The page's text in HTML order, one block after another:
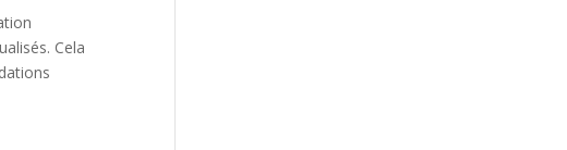
Cela